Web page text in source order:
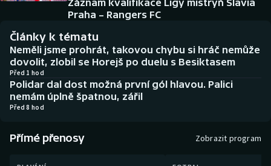
Baseball a softbal
Basketbal
Biatlon
Boby a skeleton
Box
Curling
Historické návraty
Aplikace ČT sport
AZ kvíz
Záznam kvalifikace Ligy mistryň Slavia
Praha – Rangers FC
Články k tématu
Neměli jsme prohrát, takovou chybu si hráč nemůže
dovolit, zlobil se Horejš po duelu s Besiktasem
Před 1 hod
Polidar dal dost možná první gól hlavou. Palici
nemám úplně špatnou, zářil
Před 8 hod
Přímé přenosy Zobrazit program